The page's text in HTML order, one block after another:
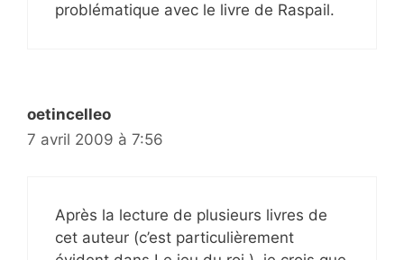
problématique avec le livre de Raspail.
oetincelleo
7 avril 2009 à 7:56
Après la lecture de plusieurs livres de
cet auteur (c’est particulièrement